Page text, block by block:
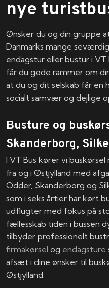
nye
Ønsker du og din gruppe
Danmarks mange
endagstur eller bustur i
får du gode rammer om
at du og dit selskab får en
socialt samvær og dejlige
Busture og
Skanderborg,
I VT Bus kører vi
fra og i Østjylland med
Odder, Skanderborg og
som i seks årtier har kørt
udflugter med fokus på
fællesskab tiden i bussen
tilbyder professionelt
firmakørsel og endagsture
afsæt i dine ønsker til
Østjylland.